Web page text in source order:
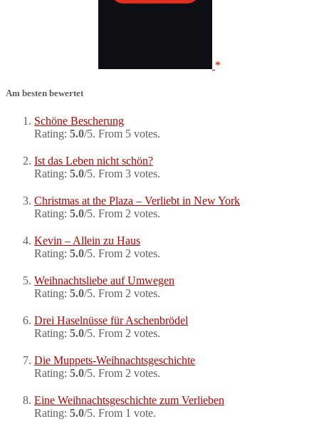
Am besten bewertet
Schöne Bescherung
Rating: 5.0/5. From 5 votes.
Ist das Leben nicht schön?
Rating: 5.0/5. From 3 votes.
Christmas at the Plaza – Verliebt in New York
Rating: 5.0/5. From 2 votes.
Kevin – Allein zu Haus
Rating: 5.0/5. From 2 votes.
Weihnachtsliebe auf Umwegen
Rating: 5.0/5. From 2 votes.
Drei Haselnüsse für Aschenbrödel
Rating: 5.0/5. From 2 votes.
Die Muppets-Weihnachtsgeschichte
Rating: 5.0/5. From 2 votes.
Eine Weihnachtsgeschichte zum Verlieben
Rating: 5.0/5. From 1 vote.